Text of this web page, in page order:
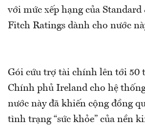
với mức xếp hạng của Standard
Fitch Ratings dành cho nước
Gói cứu trợ tài chính lên tới 50
Chính phủ Ireland cho hệ
nước này đã khiến cộng đồng
tình trạng “sức khỏe” của nền